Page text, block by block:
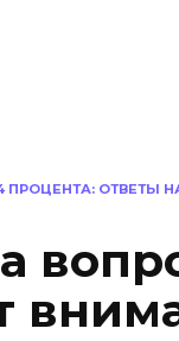
ПРОЦЕНТА: ОТВЕТЫ